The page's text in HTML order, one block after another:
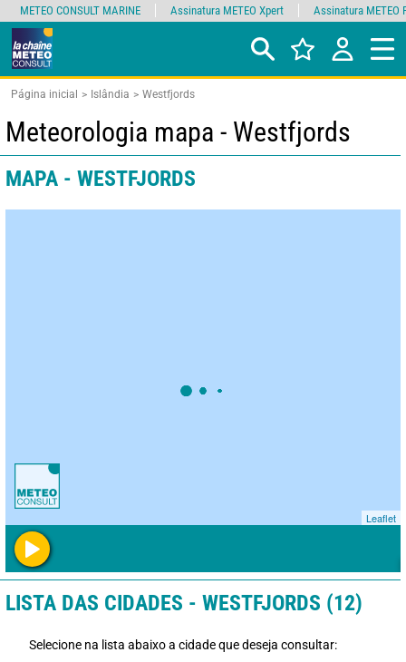
Página inicial Islândia Westfjords
Meteorologia mapa - Westfjords
MAPA - WESTFJORDS
Leaflet
LISTA DAS CIDADES - WESTFJORDS (12)
Selecione na lista abaixo a cidade que deseja consultar:
METEO CONSULT MARINE Assinatura METEO Xpert Assinatura METEO